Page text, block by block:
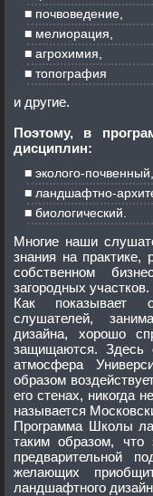
почвоведение,
мелиорация,
агрохимия,
топография
и другие.
Поэтому, в программу входят
дисциплин:
эколого-почвенный,
ландшафтно-
биологический.
Многие наши
знания на практике, работая в озеленительных фирмах, в
собственном бизнесе и на
загородных участков.
Как показывает
слушателей, занимающихся в
дизайна, хорошо
защищаются. Здесь
атмосфера Университета совершенно необыкновенным
образом воздействует на людей, и
его стенах, никогда не
называется
Программа Школы
таким образом, что
предварительной подготовки, они
желающих
ландшафтного